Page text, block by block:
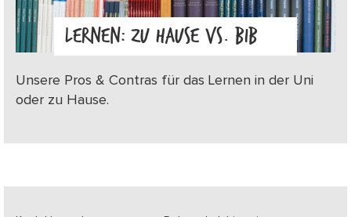
LERNEN: ZU HAUSE VS. BIB
Unsere Pros & Contras für das Lernen in der Uni
oder zu Hause.